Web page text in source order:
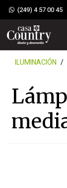
(249) 4 57 00 45
ILUMINACIÓN